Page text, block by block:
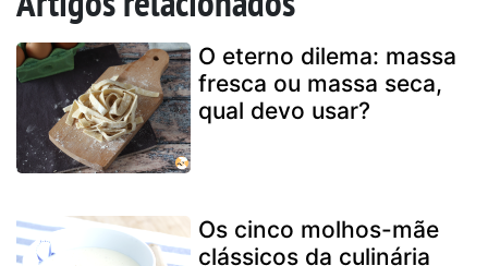
O eterno dilema: massa
fresca ou massa seca,
qual devo usar?
Os cinco molhos-mãe
clássicos da culinária